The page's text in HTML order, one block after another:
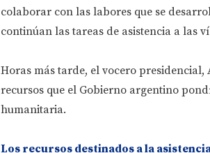
colaborar con las labores que se
continúan las tareas de asistencia a las
Horas más tarde, el vocero presidencial,
recursos que el Gobierno argentino
humanitaria.
Los recursos destinados a la